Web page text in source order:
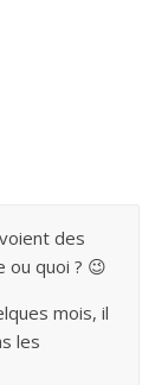
des
ou quoi ? 😉
mois, il
les